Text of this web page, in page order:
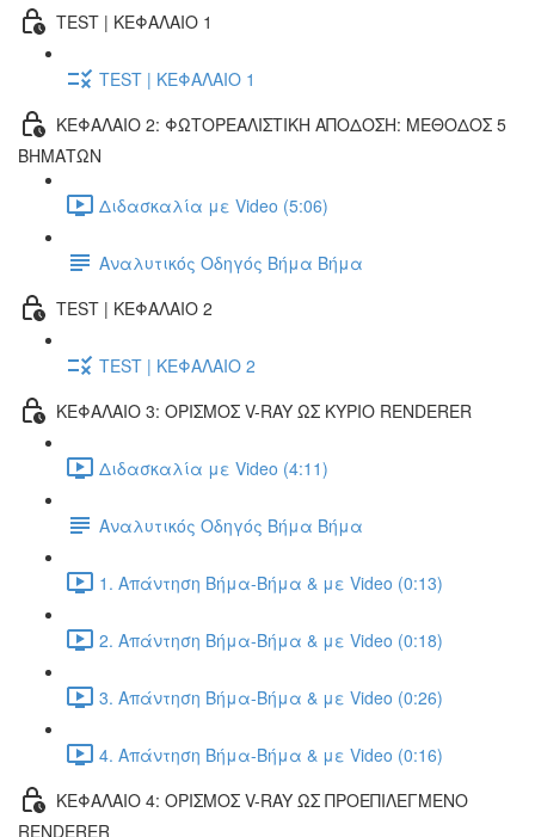
TEST | ΚΕΦΑΛΑΙΟ 1
TEST | ΚΕΦΑΛΑΙΟ 1
ΚΕΦΑΛΑΙΟ 2: ΦΩΤΟΡΕΑΛΙΣΤΙΚΗ ΑΠΟΔΟΣΗ: ΜΕΘΟΔΟΣ 5
ΒΗΜΑΤΩΝ
Διδασκαλία με Video (5:06)
Αναλυτικός Οδηγός Βήμα Βήμα
TEST | ΚΕΦΑΛΑΙΟ 2
TEST | ΚΕΦΑΛΑΙΟ 2
ΚΕΦΑΛΑΙΟ 3: ΟΡΙΣΜΟΣ V-RAY ΩΣ ΚΥΡΙΟ RENDERER
Διδασκαλία με Video (4:11)
Αναλυτικός Οδηγός Βήμα Βήμα
1. Απάντηση Βήμα-Βήμα & με Video (0:13)
2. Απάντηση Βήμα-Βήμα & με Video (0:18)
3. Απάντηση Βήμα-Βήμα & με Video (0:26)
4. Απάντηση Βήμα-Βήμα & με Video (0:16)
ΚΕΦΑΛΑΙΟ 4: ΟΡΙΣΜΟΣ V-RAY ΩΣ ΠΡΟΕΠΙΛΕΓΜΕΝΟ
RENDERER